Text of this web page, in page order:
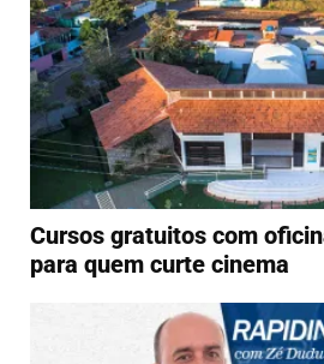
Cursos gratuitos com
para quem curte cinema